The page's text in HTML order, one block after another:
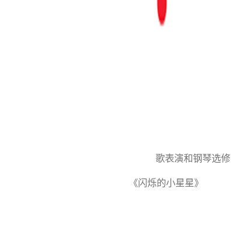
演和钢琴选修
《闪烁的小星星》